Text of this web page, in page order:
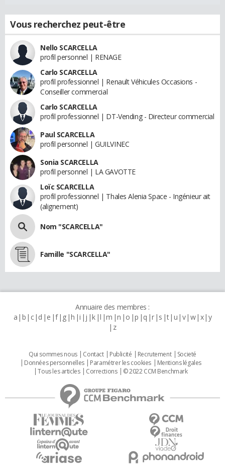
Vous recherchez peut-être
Nello SCARCELLA
profil personnel | RENAGE
Carlo SCARCELLA
profil professionnel | Renault Véhicules Occasions -
Conseiller commercial
Carlo SCARCELLA
profil professionnel | DT-Vending - Directeur commercial
Paul SCARCELLA
profil personnel | GUILVINEC
Sonia SCARCELLA
profil personnel | LA GAVOTTE
Loïc SCARCELLA
profil professionnel | Thales Alenia Space - Ingénieur ait
(alignement)
Nom "SCARCELLA"
Famille "SCARCELLA"
Annuaire des membres :
a b c d e f g h i j k l m n o p q r s t u v w x y
z
Qui sommes nous Contact Publicité Recrutement
Societé
Données personnelles
Paramétrer les cookies
Mentions légales
Tous les articles
Corrections © 2022 CCM Benchmark